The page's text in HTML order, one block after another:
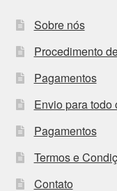
Sobre nós
Procedimento
Pagamentos
Envio para todo
Pagamentos
Termos e
Contato